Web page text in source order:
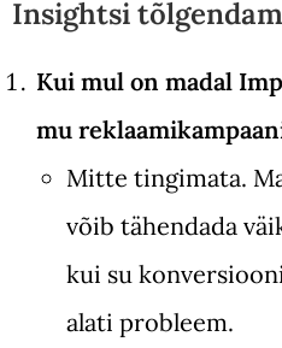
Insightsi
Kui mul on madal
mu
Mitte tingimata.
võib tähendada
kui su
alati probleem.